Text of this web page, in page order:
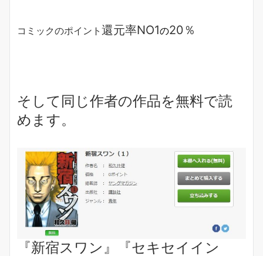
コミックのポイント 還元率NO1の20％
そして同じ作者の作品を無料で読
めます。
『新宿スワン』『セキセイイン